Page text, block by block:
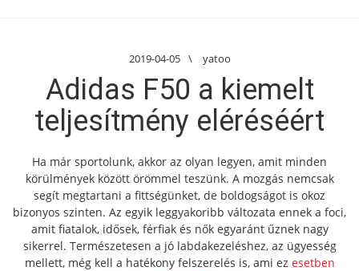
2019-04-05 \ yatoo
Adidas F50 a kiemelt
teljesítmény eléréséért
Ha már sportolunk, akkor az olyan legyen, amit minden
körülmények között örömmel teszünk. A mozgás nemcsak
segít megtartani a fittségünket, de boldogságot is okoz
bizonyos szinten. Az egyik leggyakoribb változata ennek a foci,
amit fiatalok, idősek, férfiak és nők egyaránt űznek nagy
sikerrel. Természetesen a jó labdakezeléshez, az ügyesség
mellett, még kell a hatékony felszerelés is, ami ez esetben